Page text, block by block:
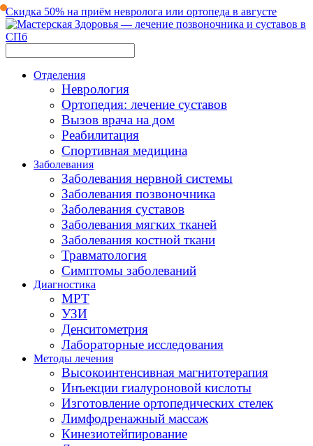
Скидка 50% на приём невролога или ортопеда в августе
Отделения
Неврология
Ортопедия: лечение суставов
Вызов врача на дом
Реабилитация
Спортивная медицина
Заболевания
Заболевания нервной системы
Заболевания позвоночника
Заболевания суставов
Заболевания мягких тканей
Заболевания костной ткани
Травматология
Симптомы заболеваний
Диагностика
МРТ
УЗИ
Денситометрия
Лабораторные исследования
Методы лечения
Высокоинтенсивная магнитотерапия
Инъекции гиалуроновой кислоты
Изготовление ортопедических стелек
Лимфодренажный массаж
Кинезиотейпирование